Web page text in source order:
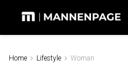
Home Lifestyle Woman